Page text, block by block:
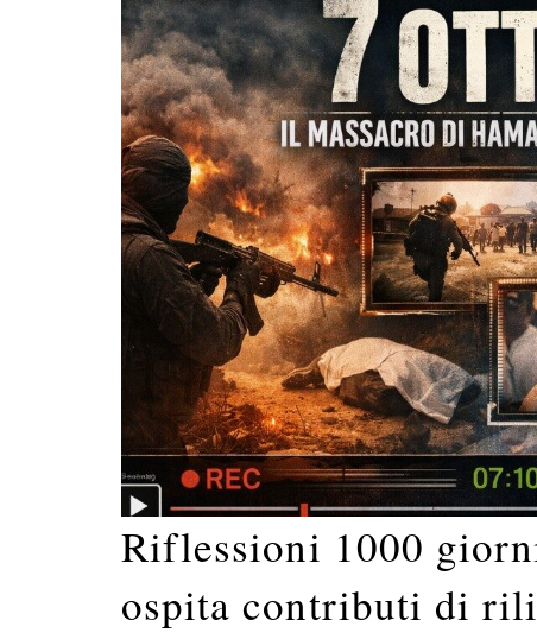
Riflessioni 1000
ospita contributi di